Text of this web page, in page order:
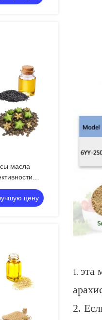
масла
цену
1. эта
2.